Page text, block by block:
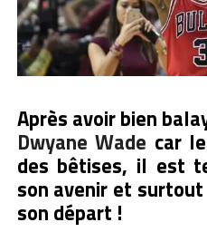
Après avoir bien
Dwyane Wade car
des bêtises, il est
son avenir et
son départ !